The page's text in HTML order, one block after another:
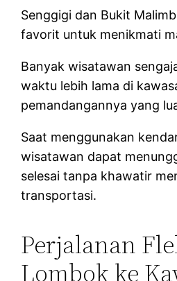
Senggigi dan Bukit
favorit untuk menikmati
Banyak wisatawan
waktu lebih lama di
pemandangannya yang
Saat menggunakan
wisatawan dapat
selesai tanpa khawatir
transportasi.
Perjalanan
Lombok ke